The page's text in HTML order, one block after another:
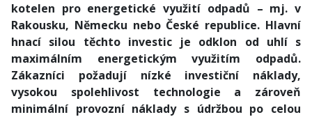
kotelen pro energetické využití odpadů – mj. v
Rakousku, Německu nebo České republice. Hlavní
hnací silou těchto investic je odklon od uhlí s
maximálním energetickým využitím odpadů.
Zákazníci požadují nízké investiční náklady,
vysokou spolehlivost technologie a zároveň
minimální provozní náklady s údržbou po celou